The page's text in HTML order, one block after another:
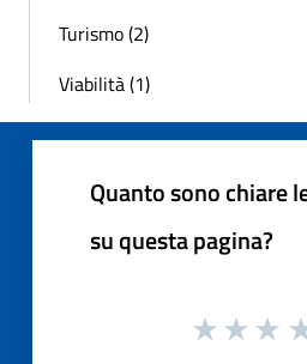
Turismo (2)
Viabilità (1)
Quanto sono chiare
su questa pagina?